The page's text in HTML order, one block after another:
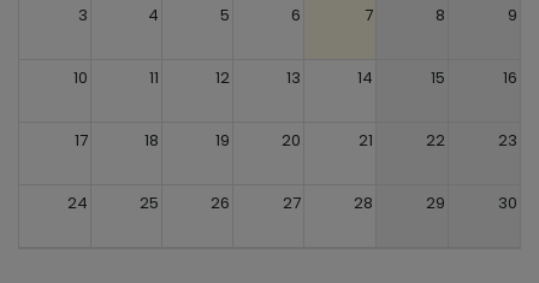
3 4 5 6 7 8 9
10 11 12 13 14 15 16
17 18 19 20 21 22 23
24 25 26 27 28 29 30